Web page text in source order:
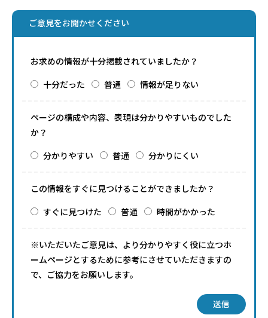
ご意見をお聞かせください
お求めの情報が十分掲載されていましたか？
十分だった
普通 情報が足りない
ページの構成や内容、表現は分かりやすいものでした
か？
分かりやすい
普通 分かりにくい
この情報をすぐに見つけることができましたか？
すぐに見つけた
普通 時間がかかった
※いただいたご意見は、より分かりやすく役に立つホ
ームページとするために参考にさせていただきますの
で、ご協力をお願いします。
送信